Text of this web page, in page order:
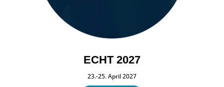
ECHT 2027
23.-25. April 2027